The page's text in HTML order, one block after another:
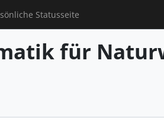
Statusseite
für